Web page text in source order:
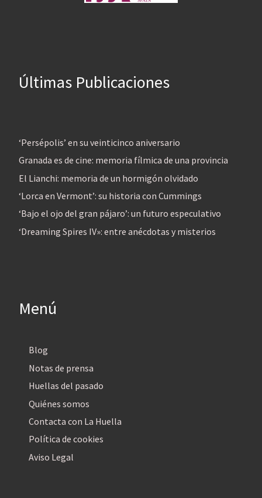
Últimas Publicaciones
‘Persépolis’ en su veinticinco aniversario
Granada es de cine: memoria fílmica de una provincia
El Lianchi: memoria de un hormigón olvidado
‘Lorca en Vermont’: su historia con Cummings
‘Bajo el ojo del gran pájaro’: un futuro especulativo
‘Dreaming Spires IV»: entre anécdotas y misterios
Menú
Blog
Notas de prensa
Huellas del pasado
Quiénes somos
Contacta con La Huella
Política de cookies
Aviso Legal